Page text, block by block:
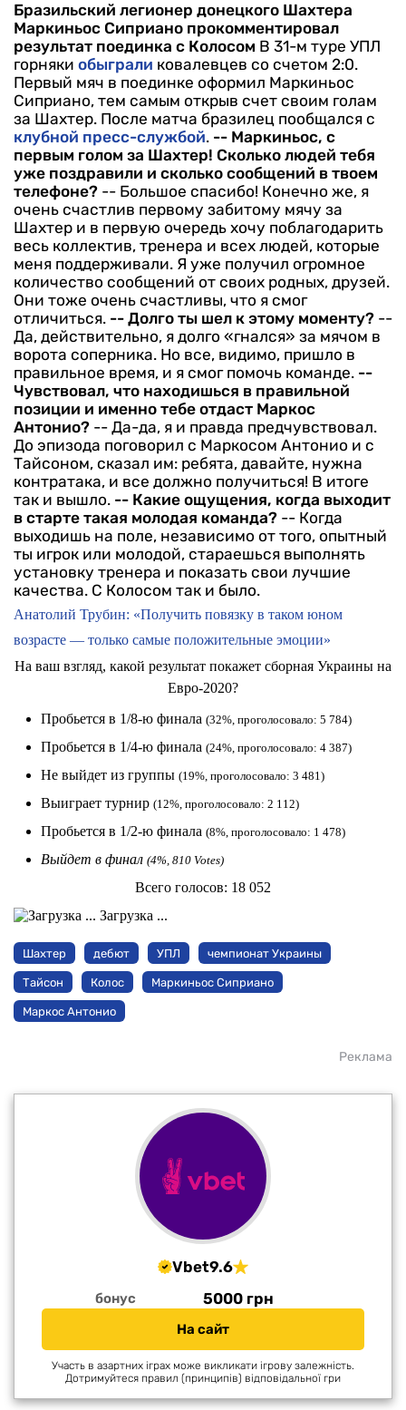
Бразильский легионер донецкого Шахтера
Маркиньос Сиприано прокомментировал
результат поединка с Колосом В 31-м туре УПЛ
горняки обыграли ковалевцев со счетом 2:0.
Первый мяч в поединке оформил Маркиньос
Сиприано, тем самым открыв счет своим голам
за Шахтер. После матча бразилец пообщался с
клубной пресс-службой. -- Маркиньос, с
первым голом за Шахтер! Сколько людей тебя
уже поздравили и сколько сообщений в твоем
телефоне? -- Большое спасибо! Конечно же, я
очень счастлив первому забитому мячу за
Шахтер и в первую очередь хочу поблагодарить
весь коллектив, тренера и всех людей, которые
меня поддерживали. Я уже получил огромное
количество сообщений от своих родных, друзей.
Они тоже очень счастливы, что я смог
отличиться. -- Долго ты шел к этому моменту? --
Да, действительно, я долго «гнался» за мячом в
ворота соперника. Но все, видимо, пришло в
правильное время, и я смог помочь команде. --
Чувствовал, что находишься в правильной
позиции и именно тебе отдаст Маркос
Антонио? -- Да-да, я и правда предчувствовал.
До эпизода поговорил с Маркосом Антонио и с
Тайсоном, сказал им: ребята, давайте, нужна
контратака, и все должно получиться! В итоге
так и вышло. -- Какие ощущения, когда выходит
в старте такая молодая команда? -- Когда
выходишь на поле, независимо от того, опытный
ты игрок или молодой, стараешься выполнять
установку тренера и показать свои лучшие
качества. С Колосом так и было.
Анатолий Трубин: «Получить повязку в таком юном
возрасте — только самые положительные эмоции»
На ваш взгляд, какой результат покажет сборная Украины на
Евро-2020?
Пробьется в 1/8-ю финала (32%, проголосовало: 5 784)
Пробьется в 1/4-ю финала (24%, проголосовало: 4 387)
Не выйдет из группы (19%, проголосовало: 3 481)
Выиграет турнир (12%, проголосовало: 2 112)
Пробьется в 1/2-ю финала (8%, проголосовало: 1 478)
Выйдет в финал (4%, 810 Votes)
Всего голосов: 18 052
Загрузка ...
Шахтер дебют УПЛ чемпионат Украины
Тайсон Колос Маркиньос Сиприано
Маркос Антонио
Реклама
Vbet9.6
бонус 5000 грн
На сайт
Участь в азартних іграх може викликати ігрову залежність.
Дотримуйтеся правил (принципів) відповідальної гри